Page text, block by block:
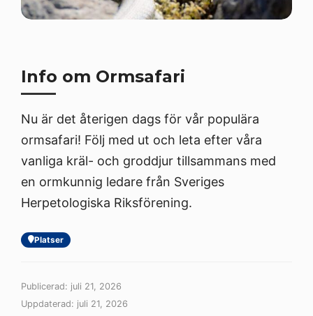
Info om Ormsafari
Nu är det återigen dags för vår populära
ormsafari! Följ med ut och leta efter våra
vanliga kräl- och groddjur tillsammans med
en ormkunnig ledare från Sveriges
Herpetologiska Riksförening.
Platser
Publicerad: juli 21, 2026
Uppdaterad: juli 21, 2026